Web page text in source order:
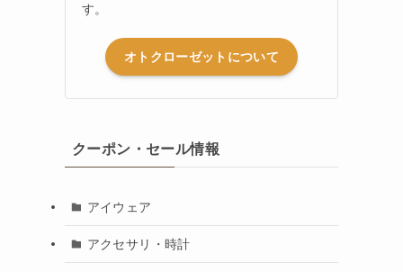
す。
オトクローゼットについて
クーポン・セール情報
アイウェア
アクセサリ・時計